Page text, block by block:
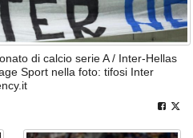
di calcio serie A / Inter-Hellas
Sport nella foto: tifosi Inter